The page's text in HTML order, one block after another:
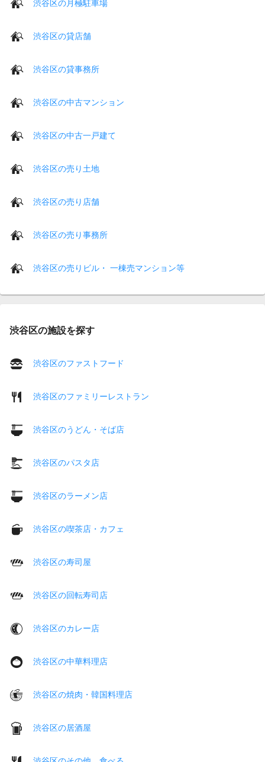
渋谷区の月極駐車場
渋谷区の貸店舗
渋谷区の貸事務所
渋谷区の中古マンション
渋谷区の中古一戸建て
渋谷区の売り土地
渋谷区の売り店舗
渋谷区の売り事務所
渋谷区の売りビル・ 一棟売マンション等
渋谷区の施設を探す
渋谷区のファストフード
渋谷区のファミリーレストラン
渋谷区のうどん・そば店
渋谷区のパスタ店
渋谷区のラーメン店
渋谷区の喫茶店・カフェ
渋谷区の寿司屋
渋谷区の回転寿司店
渋谷区のカレー店
渋谷区の中華料理店
渋谷区の焼肉・韓国料理店
渋谷区の居酒屋